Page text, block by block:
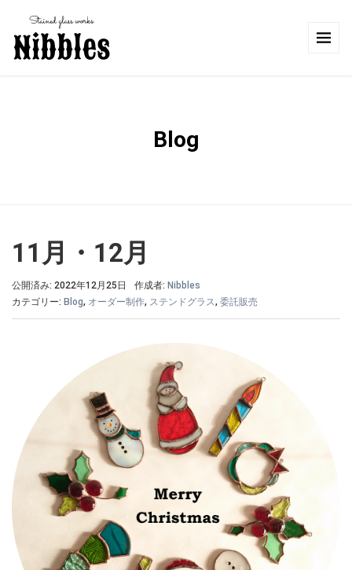
Blog
11月・12月
公開済み: 2022年12月25日 作成者: Nibbles
カテゴリー: Blog, オーダー制作, ステンドグラス, 委託販売